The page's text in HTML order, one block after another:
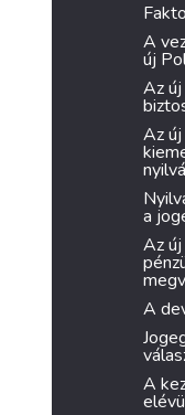
A
új
Az
Az
a
Az
A
A